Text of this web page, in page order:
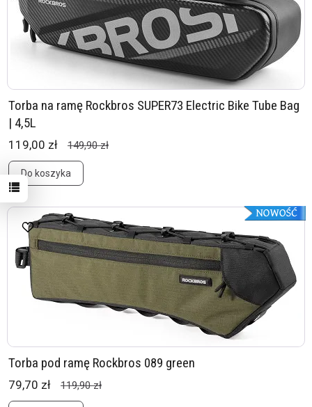
Torba na ramę Rockbros SUPER73 Electric Bike Tube Bag
| 4,5L
119,00 zł 149,90 zł
Do koszyka
Torba pod ramę Rockbros 089 green
79,70 zł 119,90 zł